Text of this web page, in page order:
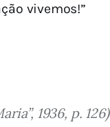
vivemos!”
1936, p. 126)